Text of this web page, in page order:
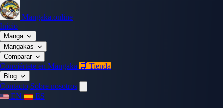
Mangaka.online
Inicio
Manga
Mangakas
Comparar
Conviértete en Mangaka 🛒 Tienda
Blog
Contacto Sobre nosotros
EN
ES